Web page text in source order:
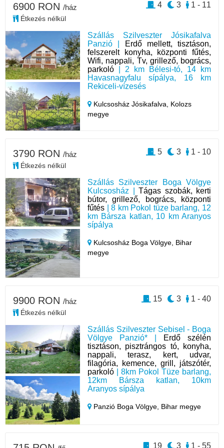
Szállás Szilveszter Jósikafalva
Panzió |
Erdő mellett, tisztáson,
felszerelt konyha, központi fűtés,
Wifi, nappali, Tv, grillező, bogrács,
parkoló | 2 km Bélesi-tó, 14 km
Havasnagyfalu sípálya, 16 km
Rekiceli-vízesés
Kulcsosház Jósikafalva, Kolozs
megye
6900 RON /ház
Étkezés nélkül
1 - 11
3
4
Szállás Szilveszter Boga Völgye
Kulcsosház |Tágas szobák, kerti
bútor, grillező, bogrács, központi
fűtés | 8 km Pokol tüze barlang, 12
km Bársza katlan, 10 km Aranyos
sípálya
Kulcsosház Boga Völgye, Bihar
megye
3790 RON /ház
Étkezés nélkül
1 - 10
3
5
Szállás Szilveszter Sebisel - Boga
Völgye Panzió* |
Erdő szélén
tisztáson, pisztrángos tó, konyha,
nappali, terasz, kert, udvar,
filagória, kemence, grill, játszótér,
parkoló | 8km Pokol Tüze barlang,
12km Bársza katlan, 10km
Aranyos sípálya
Panzió Boga Völgye, Bihar megye
9900 RON /ház
Étkezés nélkül
1 - 40
3
15
1 - 55
3
19